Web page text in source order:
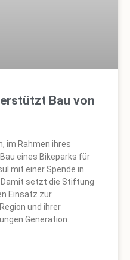
Bau von
im Rahmen ihres
eines Bikeparks für
mit einer Spende in
Damit setzt die Stiftung
Einsatz zur
und ihrer
Generation.